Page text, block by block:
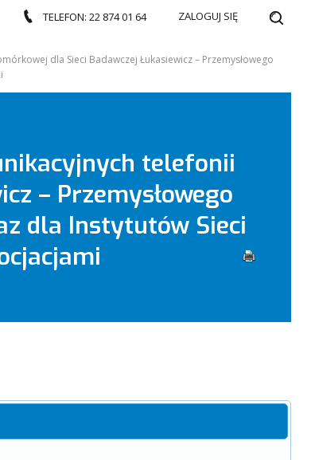
TELEFON: 22 874 01 64 ZALOGUJ SIĘ
dla Sieci Badawczej Łukasiewicz – Przemysłowego
telefonii
– Przemysłowego
dla Instytutów Sieci